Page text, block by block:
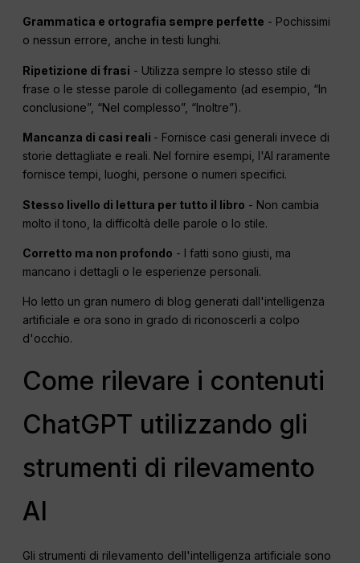
Grammatica e ortografia sempre perfette - Pochissimi
o nessun errore, anche in testi lunghi.
Ripetizione di frasi - Utilizza sempre lo stesso stile di
frase o le stesse parole di collegamento (ad esempio, “In
conclusione”, “Nel complesso”, “Inoltre”).
Mancanza di casi reali - Fornisce casi generali invece di
storie dettagliate e reali. Nel fornire esempi, l'AI raramente
fornisce tempi, luoghi, persone o numeri specifici.
Stesso livello di lettura per tutto il libro - Non cambia
molto il tono, la difficoltà delle parole o lo stile.
Corretto ma non profondo - I fatti sono giusti, ma
mancano i dettagli o le esperienze personali.
Ho letto un gran numero di blog generati dall'intelligenza
artificiale e ora sono in grado di riconoscerli a colpo
d'occhio.
Come rilevare i contenuti
ChatGPT utilizzando gli
strumenti di rilevamento
AI
Gli strumenti di rilevamento dell'intelligenza artificiale sono